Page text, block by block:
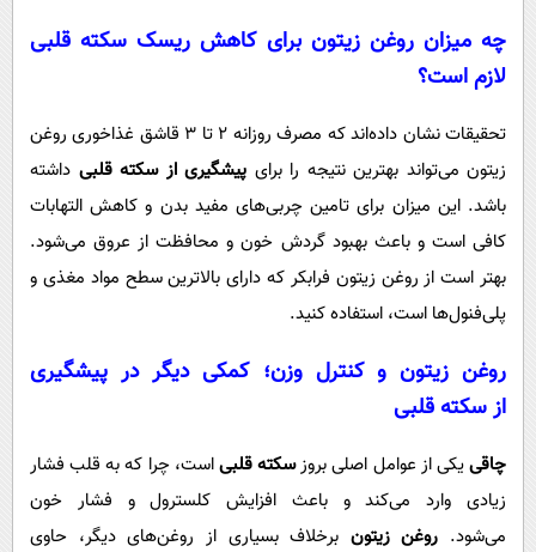
چه میزان روغن زیتون برای کاهش ریسک سکته قلبی
لازم است؟
تحقیقات نشان داده‌اند که مصرف روزانه ۲ تا ۳ قاشق غذاخوری روغن
زیتون می‌تواند بهترین نتیجه را برای پیشگیری از سکته قلبی داشته
باشد. این میزان برای تامین چربی‌های مفید بدن و کاهش التهابات
کافی است و باعث بهبود گردش خون و محافظت از عروق می‌شود.
بهتر است از روغن زیتون فرابکر که دارای بالاترین سطح مواد مغذی و
پلی‌فنول‌ها است، استفاده کنید.
روغن زیتون و کنترل وزن؛ کمکی دیگر در پیشگیری
ازسکته قلبی
چاقییکی از عوامل اصلی بروزسکته قلبیاست، چرا که به قلب فشار
زیادی وارد می‌کند و باعث افزایش کلسترول و فشار خون
می‌شود. روغن زیتون برخلاف بسیاری از روغن‌های دیگر، حاوی